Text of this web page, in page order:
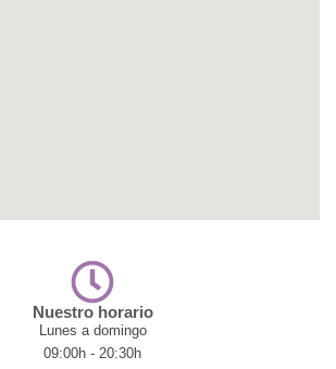
Nuestro horario
Lunes a domingo
09:00h - 20:30h